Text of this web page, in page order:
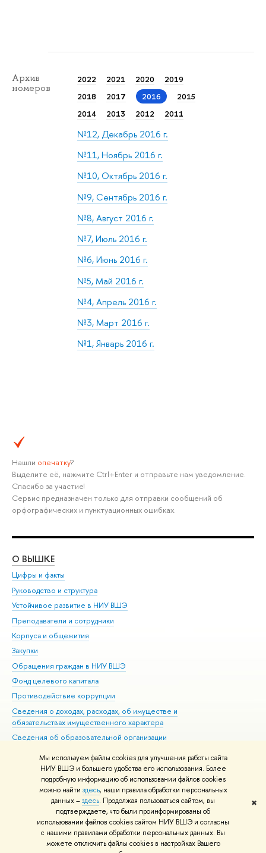
Мы используем файлы cookies для улучшения работы сайта
НИУ ВШЭ и большего удобства его использования. Более
подробную информацию об использовании файлов cookies
можно найти здесь, наши правила обработки персональных
данных –здесь. Продолжая пользоваться сайтом, вы
подтверждаете, что были проинформированы об
использовании файлов cookies сайтом НИУ ВШЭ и согласны
с нашими правилами обработки персональных данных. Вы
можете отключить файлы cookies в настройках Вашего
✖
Архив
номеров
2022 2021 2020
2019
2018
2017 2016
2015
2014
2013 2012 2011
№12, Декабрь 2016 г.
№11, Ноябрь 2016 г.
№10, Октябрь 2016 г.
№9, Сентябрь 2016 г.
№8, Август 2016 г.
№7, Июль 2016 г.
№6, Июнь 2016 г.
№5, Май 2016 г.
№4, Апрель 2016 г.
№3, Март 2016 г.
№1, Январь 2016 г.
Нашли опечатку?
Выделите её, нажмите Ctrl+Enter и отправьте нам уведомление.
Спасибо за участие!
Сервис предназначен только для отправки сообщений об
орфографических и пунктуационных ошибках.
О ВЫШКЕ
Цифры и факты
Руководство и структура
Устойчивое развитие в НИУ ВШЭ
Преподаватели и сотрудники
Корпуса и общежития
Закупки
Обращения граждан в НИУ ВШЭ
Фонд целевого капитала
Противодействие коррупции
Сведения о доходах, расходах, об имуществе и
обязательствах имущественного характера
Сведения об образовательной организации
Людям с ограниченными возможностями здоровья
Единая платежная страница
Работа в Вышке
© НИУ ВШЭ 1993–2026 Адреса и контакты Условия использования
материалов Политика конфиденциальности Карта сайта
Шрифты HSE Sans и HSE Slab разработаны вШколе дизайна НИУ ВШЭ